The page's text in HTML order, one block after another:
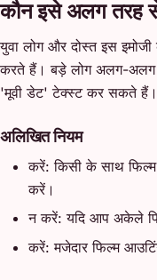
कौन इसे अलग तरह
युवा लोग और दोस्त इस
करते हैं। बड़े लोग अलग-अलग
'मूवी डेट' टेक्स्ट कर सकते हैं।
अलिखित नियम
करें: किसी के साथ
करें।
न करें: यदि आप अकेले
करें: मजेदार फिल्म